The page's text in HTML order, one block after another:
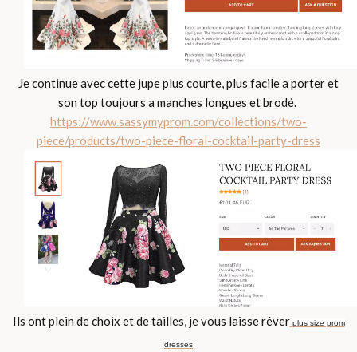
Je continue avec cette jupe plus courte, plus facile a porter et
son top toujours a manches longues et brodé.
https://www.sassymyprom.com/collections/two-
piece/products/two-piece-floral-cocktail-party-dress
Ils ont plein de choix et de tailles, je vous laisse rêver plus size prom
dresses